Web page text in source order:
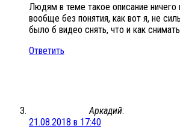
Людям в теме такое описание ничего
вообще без понятия, как вот я, не
было б видео снять, что и как
Ответить
Аркадий:
21.08.2018 в 17:40